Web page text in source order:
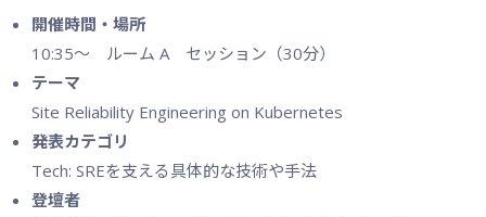
開催時間・場所
10:35〜 ルーム A セッション（30分）
テーマ
Site Reliability Engineering on Kubernetes
発表カテゴリ
Tech: SREを支える具体的な技術や手法
登壇者